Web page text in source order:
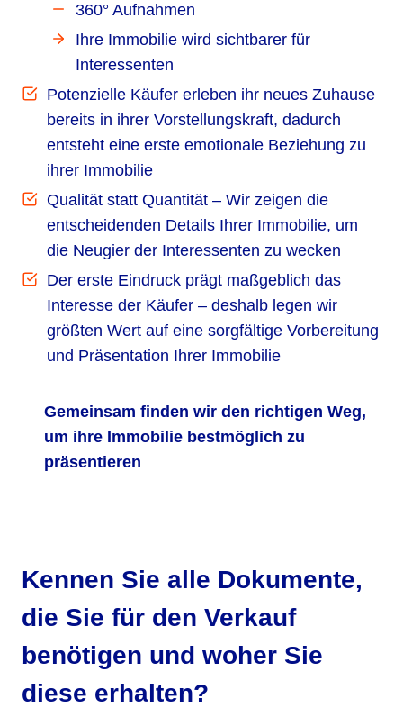
360° Aufnahmen
Ihre Immobilie wird sichtbarer für
Interessenten
Potenzielle Käufer erleben ihr neues Zuhause
bereits in ihrer Vorstellungskraft, dadurch
entsteht eine erste emotionale Beziehung zu
ihrer Immobilie
Qualität statt Quantität – Wir zeigen die
entscheidenden Details Ihrer Immobilie, um
die Neugier der Interessenten zu wecken
Der erste Eindruck prägt maßgeblich das
Interesse der Käufer – deshalb legen wir
größten Wert auf eine sorgfältige Vorbereitung
und Präsentation Ihrer Immobilie
Gemeinsam finden wir den richtigen Weg,
um ihre Immobilie bestmöglich zu
präsentieren
Kennen Sie alle Dokumente,
die Sie für den Verkauf
benötigen und woher Sie
diese erhalten?